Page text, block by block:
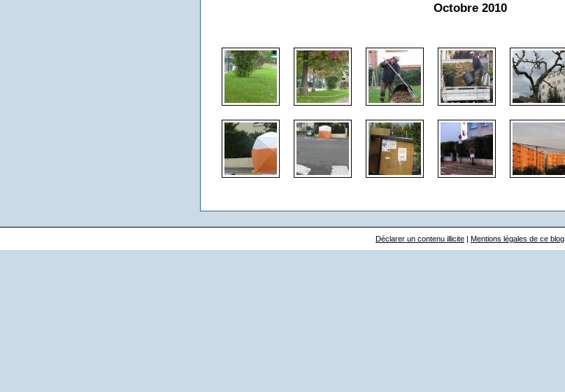
Octobre 2010
Déclarer un contenu illicite | Mentions légales de ce blog